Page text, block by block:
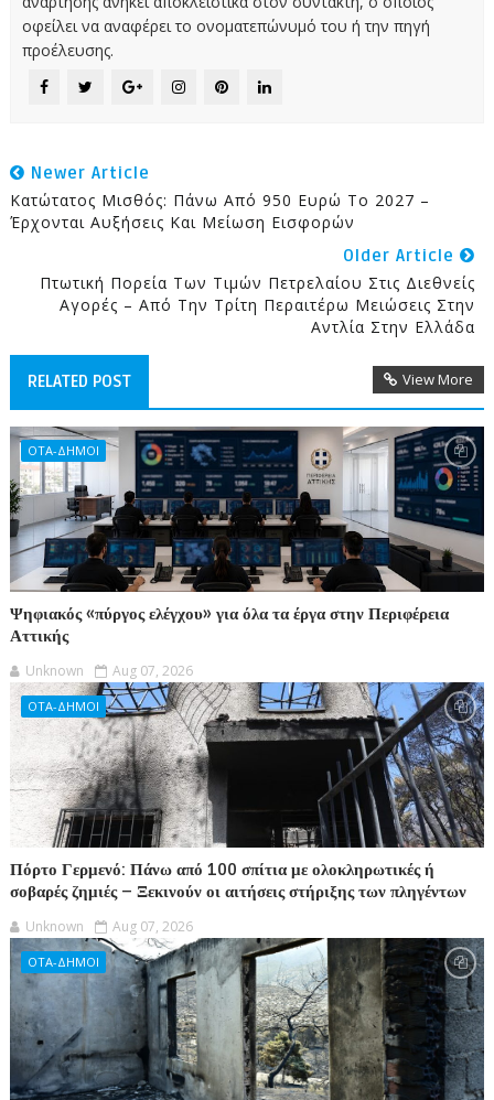
οφείλει να αναφέρει το ονοματεπώνυμό του ή την πηγή
προέλευσης.
Newer Article
Κατώτατος Μισθός: Πάνω Από 950 Ευρώ Το 2027 –
Έρχονται Αυξήσεις Και Μείωση Εισφορών
Older Article
Πτωτική Πορεία Των Τιμών Πετρελαίου Στις Διεθνείς
Αγορές – Από Την Τρίτη Περαιτέρω Μειώσεις Στην
Αντλία Στην Ελλάδα
RELATED POST View More
ΟΤΑ-ΔΗΜΟΙ
Ψηφιακός «πύργος ελέγχου» για όλα τα έργα στην Περιφέρεια
Αττικής
Unknown Aug 07, 2026
ΟΤΑ-ΔΗΜΟΙ
Πόρτο Γερμενό: Πάνω από 100 σπίτια με ολοκληρωτικές ή
σοβαρές ζημιές – Ξεκινούν οι αιτήσεις στήριξης των πληγέντων
Unknown Aug 07, 2026
ΟΤΑ-ΔΗΜΟΙ